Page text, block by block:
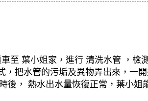
至 葉小姐家，進行 清洗水管 ，檢
把水管的污垢及異物弄出來，一
後， 熱水出水量恢復正常，葉小姐